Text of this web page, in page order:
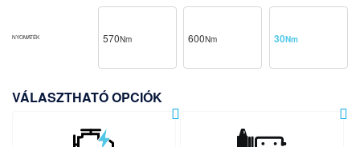
NYOMATÉK 570Nm 600Nm 30Nm
VÁLASZTHATÓ OPCIÓK